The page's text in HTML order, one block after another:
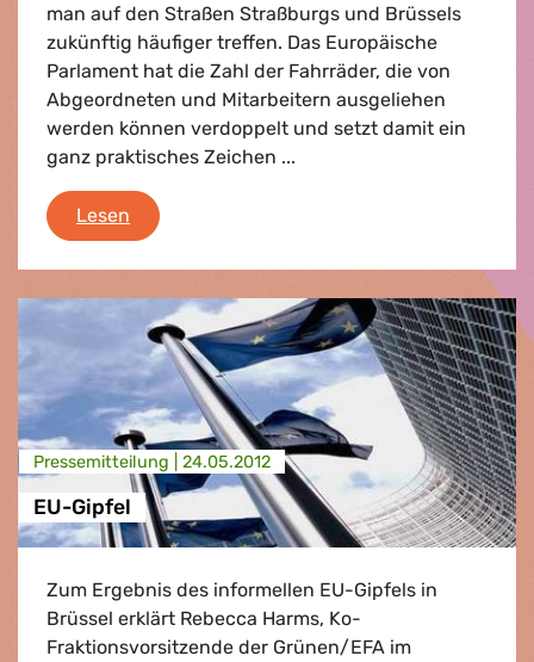
man auf den Straßen Straßburgs und Brüssels
zukünftig häufiger treffen. Das Europäische
Parlament hat die Zahl der Fahrräder, die von
Abgeordneten und Mitarbeitern ausgeliehen
werden können verdoppelt und setzt damit ein
ganz praktisches Zeichen ...
Lesen Europaabgeordnete radeln mehr
Presse­mitteilung | 24.05.2012
EU-Gipfel
Zum Ergebnis des informellen EU-Gipfels in
Brüssel erklärt Rebecca Harms, Ko-
Fraktionsvorsitzende der Grünen/EFA im